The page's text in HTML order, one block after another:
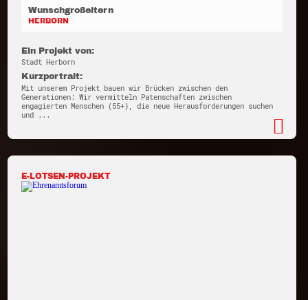
Wunschgroßeltern
HERBORN
Ein Projekt von:
Stadt Herborn
Kurzportrait:
Mit unserem Projekt bauen wir Brücken zwischen den
Generationen: Wir vermitteln Patenschaften zwischen
engagierten Menschen (55+), die neue Herausforderungen suchen
und ...
E-LOTSEN-PROJEKT